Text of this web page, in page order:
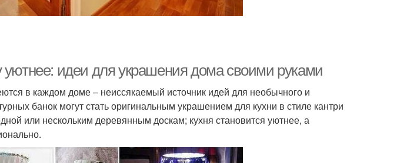
идеи для украшения дома своими руками
в каждом доме – неиссякаемый источник идей для необычного и
банок могут стать оригинальным украшением для кухни в стиле кантри
или нескольким деревянным доскам; кухня становится уютнее, а